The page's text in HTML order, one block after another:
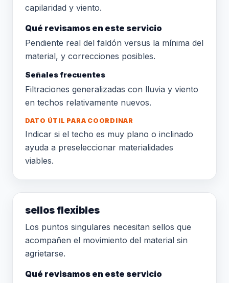
capilaridad y viento.
Qué revisamos en este servicio
Pendiente real del faldón versus la mínima del
material, y correcciones posibles.
Señales frecuentes
Filtraciones generalizadas con lluvia y viento
en techos relativamente nuevos.
DATO ÚTIL PARA COORDINAR
Indicar si el techo es muy plano o inclinado
ayuda a preseleccionar materialidades
viables.
sellos flexibles
Los puntos singulares necesitan sellos que
acompañen el movimiento del material sin
agrietarse.
Qué revisamos en este servicio